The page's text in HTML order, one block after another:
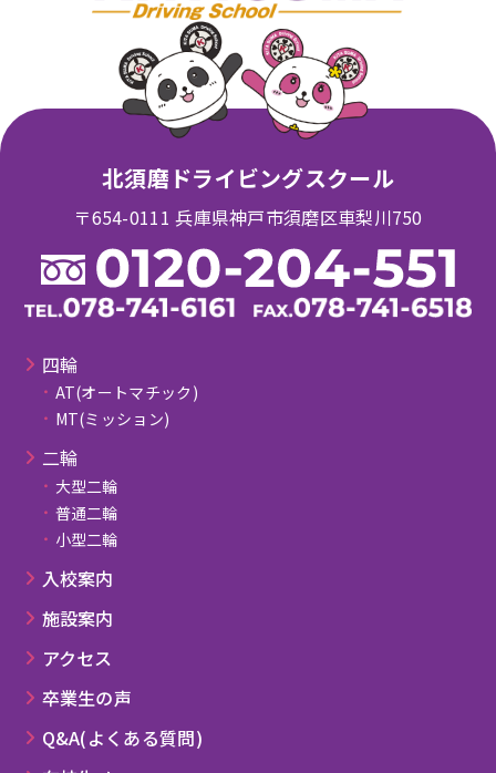
北須磨ドライビングスクール
〒654-0111 兵庫県神戸市須磨区車梨川750
四輪
AT(オートマチック)
MT(ミッション)
⼆輪
大型二輪
普通二輪
小型二輪
⼊校案内
施設案内
アクセス
卒業⽣の声
Q&A(よくある質問)